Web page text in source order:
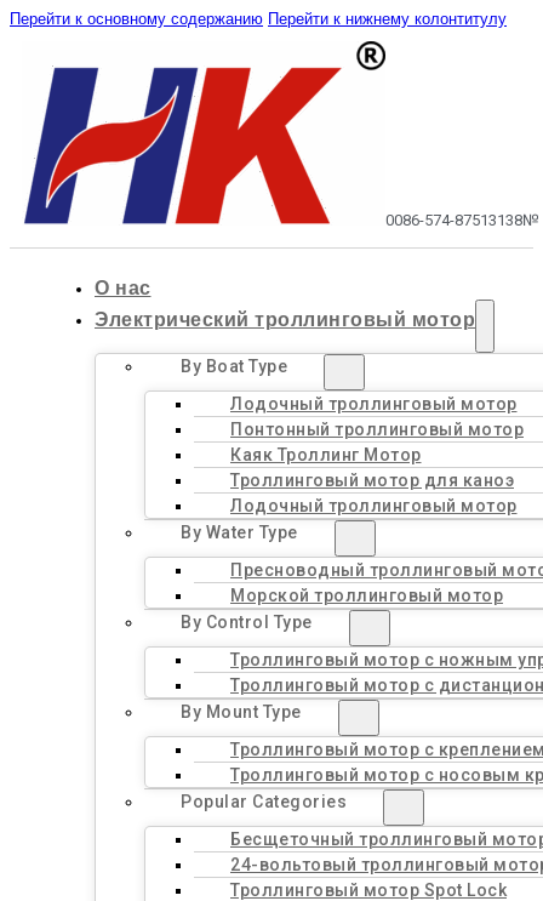
Перейти к основному содержанию Перейти к нижнему колонтитулу
0086-574-87513138№
О нас
Электрический троллинговый мотор
By Boat Type
Лодочный троллинговый мотор
Понтонный троллинговый мотор
Каяк Троллинг Мотор
Троллинговый мотор для каноэ
Лодочный троллинговый мотор
By Water Type
Пресноводный троллинговый
Морской троллинговый мотор
By Control Type
Троллинговый мотор с ножным
Троллинговый мотор с
By Mount Type
Троллинговый мотор с
Троллинговый мотор с носовым
Popular Categories
Бесщеточный троллинговый
24-вольтовый троллинговый
Троллинговый мотор Spot Lock